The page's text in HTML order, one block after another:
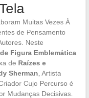
Muitas Vezes À
de Pensamento
Neste
Figura Emblemática
de Raízes e
Sherman , Artista
Cujo Percurso é
Mudanças Decisivas.